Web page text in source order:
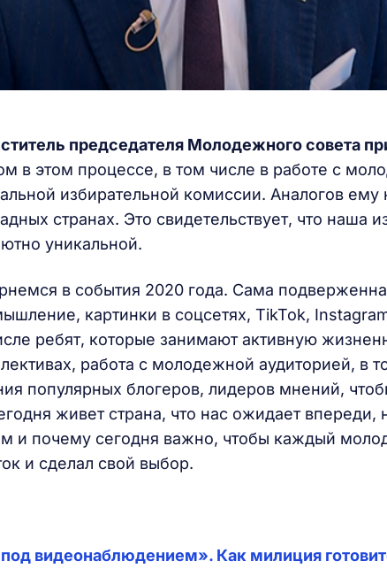
председателя Молодежного совета
в этом процессе, в том числе в работе с
избирательной комиссии. Аналогов ему
странах. Это свидетельствует, что наша
уникальной.
в события 2020 года. Сама
картинки в соцсетях, TikTok,
ребят, которые занимают активную
работа с молодежной аудиторией, в
популярных блогеров, лидеров мнений,
живет страна, что нас ожидает впереди,
и почему сегодня важно, чтобы каждый
и сделал свой выбор.
под видеонаблюдением». Как милиция